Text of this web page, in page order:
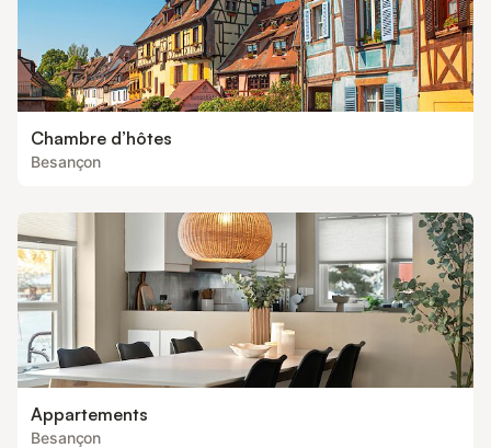
Chambre d’hôtes
Besançon
Appartements
Besançon